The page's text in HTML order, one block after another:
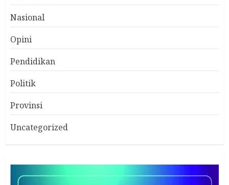
Nasional
Opini
Pendidikan
Politik
Provinsi
Uncategorized